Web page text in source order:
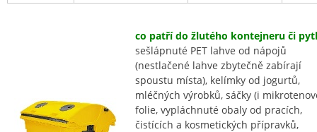
co patří do žlutého kontejneru či
sešlápnuté PET lahve od nápojů
(nestlačené lahve zbytečně zabírají
spoustu místa), kelímky od jogurtů,
mléčných výrobků, sáčky (i
folie, vypláchnuté obaly od pracích,
čistících a kosmetických přípravků,